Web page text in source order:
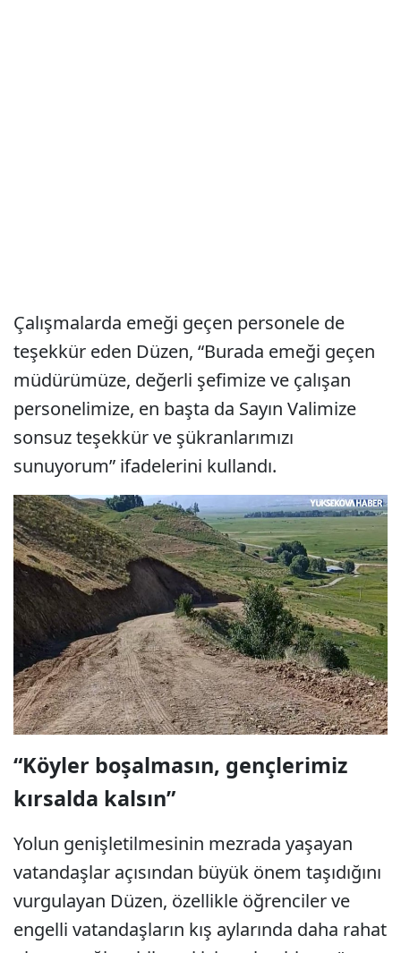
Çalışmalarda emeği geçen personele de
teşekkür eden Düzen, “Burada emeği geçen
müdürümüze, değerli şefimize ve çalışan
personelimize, en başta da Sayın Valimize
sonsuz teşekkür ve şükranlarımızı
sunuyorum” ifadelerini kullandı.
“Köyler boşalmasın, gençlerimiz
kırsalda kalsın”
Yolun genişletilmesinin mezrada yaşayan
vatandaşlar açısından büyük önem taşıdığını
vurgulayan Düzen, özellikle öğrenciler ve
engelli vatandaşların kış aylarında daha rahat